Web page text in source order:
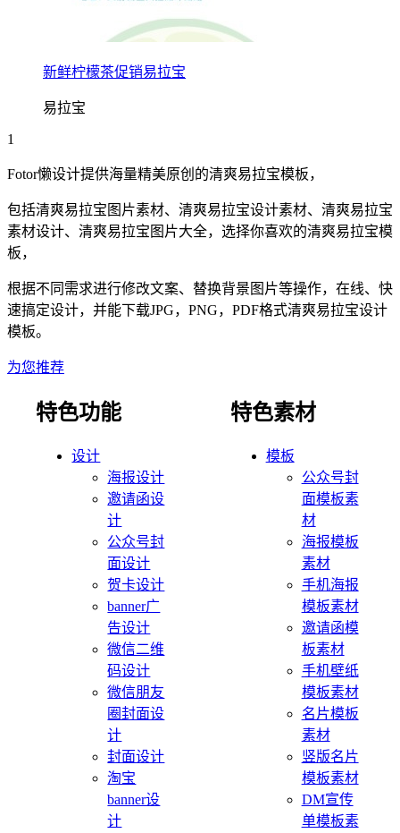
新鲜柠檬茶促销易拉宝
易拉宝
1
Fotor懒设计提供海量精美原创的清爽易拉宝模板，
包括清爽易拉宝 图片素材、 清爽易拉宝设计素材、 清爽易拉宝
素材设计、 清爽易拉宝 图片大全，选择你喜欢的清爽易拉宝模
板，
根据不同需求进行修改文案、替换背景图片等操作，在线、快
速搞定设计，并能下载JPG，PNG，PDF格式清爽易拉宝设计
模板。
为您推荐
特色功能
设计
海报设计
邀请函设
计
公众号封
面设计
贺卡设计
banner广
告设计
微信二维
码设计
微信朋友
圈封面设
计
封面设计
淘宝
banner设
计
特色素材
模板
公众号封
面模板素
材
海报模板
素材
手机海报
模板素材
邀请函模
板素材
手机壁纸
模板素材
名片模板
素材
竖版名片
模板素材
DM宣传
单模板素